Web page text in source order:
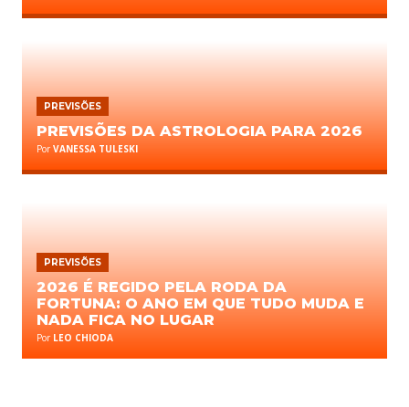
PREVISÕES
PREVISÕES DA ASTROLOGIA PARA 2026
Por VANESSA TULESKI
PREVISÕES
2026 É REGIDO PELA RODA DA
FORTUNA: O ANO EM QUE TUDO MUDA E
NADA FICA NO LUGAR
Por LEO CHIODA